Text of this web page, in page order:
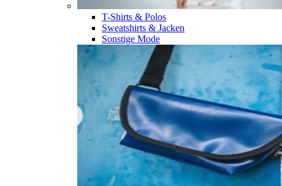
T-Shirts & Polos
Sweatshirts & Jacken
Sonstige Mode